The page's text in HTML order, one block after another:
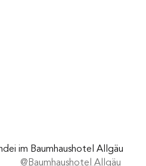
im Baumhaushotel Allgäu
@Baumhaushotel Allgäu